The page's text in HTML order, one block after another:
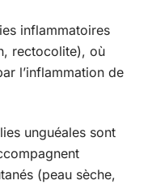
inflammatoires
rectocolite), où
l’inflammation de
unguéales sont
(peau sèche,